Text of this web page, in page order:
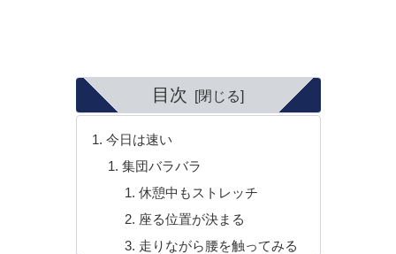
目次
今日は速い
集団バラバラ
休憩中もストレッチ
座る位置が決まる
走りながら腰を触ってみる